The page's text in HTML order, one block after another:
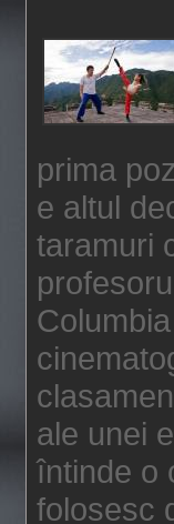
prima
e altul
taramuri
ale unei
întinde o
folosesc